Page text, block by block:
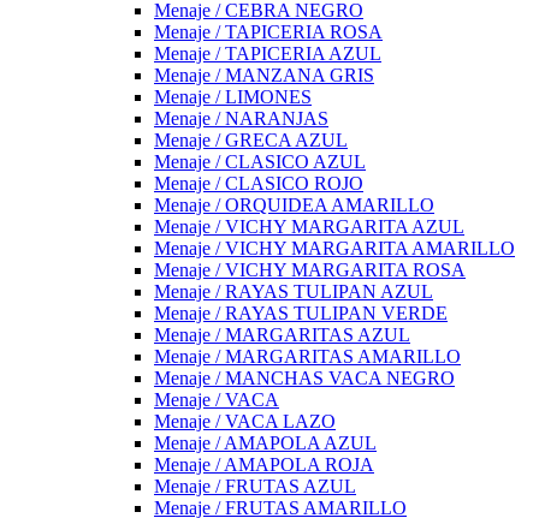
Menaje / CEBRA NEGRO
Menaje / TAPICERIA ROSA
Menaje / TAPICERIA AZUL
Menaje / MANZANA GRIS
Menaje / LIMONES
Menaje / NARANJAS
Menaje / GRECA AZUL
Menaje / CLASICO AZUL
Menaje / CLASICO ROJO
Menaje / ORQUIDEA AMARILLO
Menaje / VICHY MARGARITA AZUL
Menaje / VICHY MARGARITA AMARILLO
Menaje / VICHY MARGARITA ROSA
Menaje / RAYAS TULIPAN AZUL
Menaje / RAYAS TULIPAN VERDE
Menaje / MARGARITAS AZUL
Menaje / MARGARITAS AMARILLO
Menaje / MANCHAS VACA NEGRO
Menaje / VACA
Menaje / VACA LAZO
Menaje / AMAPOLA AZUL
Menaje / AMAPOLA ROJA
Menaje / FRUTAS AZUL
Menaje / FRUTAS AMARILLO